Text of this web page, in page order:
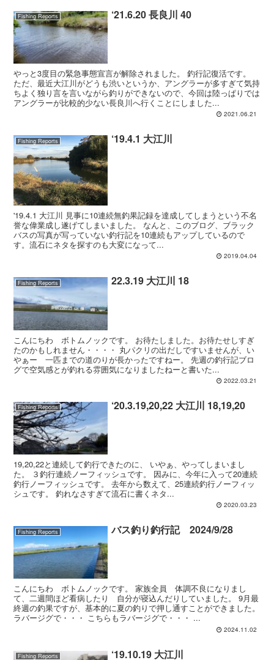
Fishing Reports ‘21.6.20 長良川 40
やっと3度目の緊急事態宣言が解除されました。 釣行記復活です。
ただ、最近大江川がどうも渋いというか、アングラーが多すぎて気持
ちよく独り言を言いながら釣りができないので、今回は陸っぱりでは
アングラーが比較的少ない長良川へ行くことにしました...
2021.06.21
Fishing Reports ‘19.4.1 大江川
'19.4.1 大江川 見事に10連続無釣果記録を達成してしまうという不名
誉な偉業成し遂げてしまいました。 なんと、このブログ、ブラック
バスの写真が写っていない釣行記を10連続もアップしているので
す。流石にネタを探すのも大変になって...
2019.04.04
Fishing Reports 22.3.19 大江川 18
こんにちわ ボトムノックです。 お待たしました。お待たせしすぎ
たのかもしれません・・・・ 丸パクリの出だしですいませんが、い
やぁー 一匹までの道のりが長かったですねー。 先週の釣行記ブロ
グで空気感とが釣れる雰囲気になりましたねーと書いた...
2022.03.21
Fishing Reports ‘20.3.19,20,22 大江川 18,19,20
19,20,22と連続して釣行できたのに、 いやぁ、やってしまいまし
た。 ３釣行連続ノーフィッシュです。 因みに、今年に入って20連続
釣行ノーフィッシュです。 去年から数えて、25連続釣行ノーフィッ
シュです。 釣れなさすぎて流石に書くネタ...
2020.03.23
Fishing Reports バス釣り釣行記 2024/9/28
こんにちわ ボトムノックです。 家族全員 体調不良になりまし
て、二週間ほど看病したり 自分が寝込んだりしていました。 9月最
終週の釣果ですが、基本的に夏の釣りで押し通すことができました。
ラバージグで・・・ こちらもラバージグで・・・ ...
2024.11.02
Fishing Reports ‘19.10.19 大江川